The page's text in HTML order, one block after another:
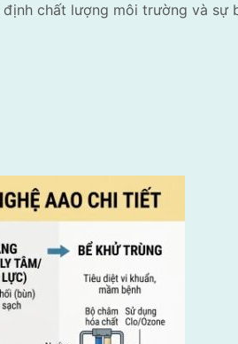
chất lượng môi trường và sự